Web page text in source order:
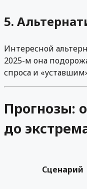
5.
Интересной
2025-м она
спроса и
Прогнозы:
до
Сценарий